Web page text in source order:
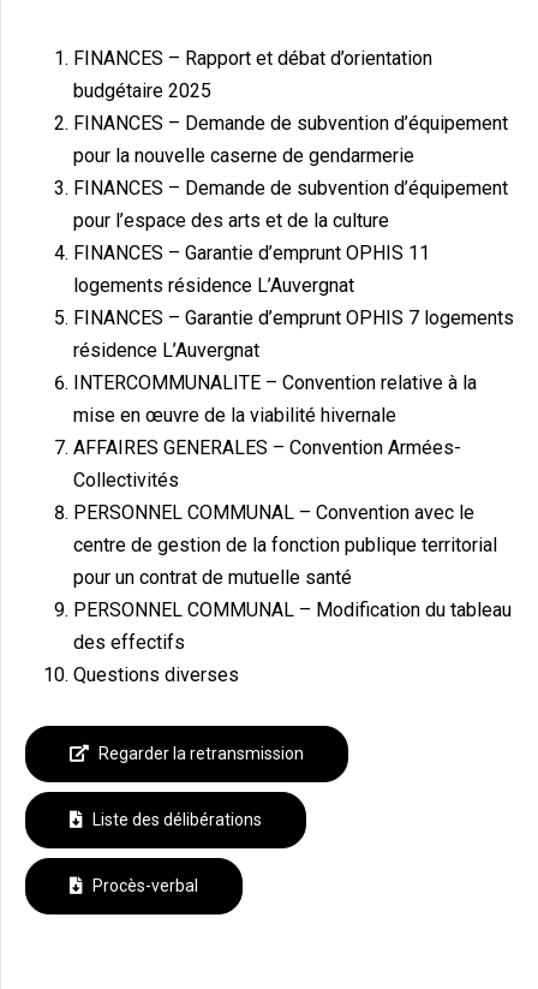
FINANCES – Rapport et débat d’orientation
budgétaire 2025
FINANCES – Demande de subvention d’équipement
pour la nouvelle caserne de gendarmerie
FINANCES – Demande de subvention d’équipement
pour l’espace des arts et de la culture
FINANCES – Garantie d’emprunt OPHIS 11
logements résidence L’Auvergnat
FINANCES – Garantie d’emprunt OPHIS 7 logements
résidence L’Auvergnat
INTERCOMMUNALITE – Convention relative à la
mise en œuvre de la viabilité hivernale
AFFAIRES GENERALES – Convention Armées-
Collectivités
PERSONNEL COMMUNAL – Convention avec le
centre de gestion de la fonction publique territorial
pour un contrat de mutuelle santé
PERSONNEL COMMUNAL – Modification du tableau
des effectifs
Questions diverses
Regarder la retransmission
Liste des délibérations
Procès-verbal